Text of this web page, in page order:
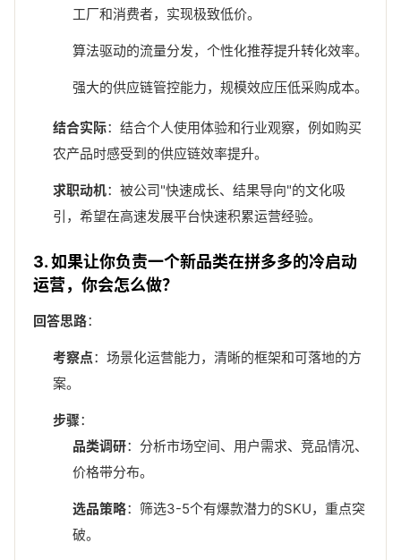
工厂和消费者，实现极致低价。
算法驱动的流量分发，个性化推荐提升转化效率。
强大的供应链管控能力，规模效应压低采购成本。
结合实际：结合个人使用体验和行业观察，例如购买
农产品时感受到的供应链效率提升。
求职动机：被公司"快速成长、结果导向"的文化吸
引，希望在高速发展平台快速积累运营经验。
3. 如果让你负责一个新品类在拼多多的冷启动
运营，你会怎么做？
回答思路：
考察点：场景化运营能力，清晰的框架和可落地的方
案。
步骤：
品类调研：分析市场空间、用户需求、竞品情况、
价格带分布。
选品策略：筛选3-5个有爆款潜力的SKU，重点突
破。